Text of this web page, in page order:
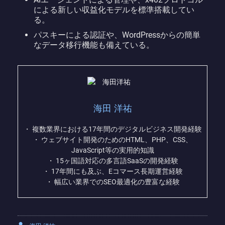
による新しい収益化モデルを標準搭載してい
る。
パスキーによる認証や、WordPressからの簡単
なデータ移行機能も備えている。
海田 洋祐
・ 複数業界における17年間のデジタルビジネス開発経験
・ ウェブサイト開発のためのHTML、PHP、CSS、
JavaScript等の実用的知識
・ 15ヶ国語対応の多言語SaaSの開発経験
・ 17年間にも及ぶ、Eコマース長期運営経験
・ 幅広い業界でのSEO最適化の豊富な経験